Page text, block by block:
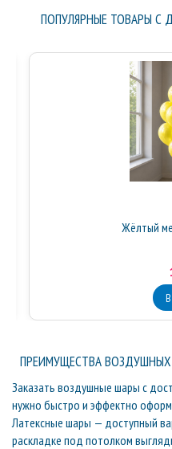
ПОПУЛЯРНЫЕ ТОВАРЫ С
Жёлтый
ПРЕИМУЩЕСТВА
Заказать воздушные шары с
нужно быстро и эффектно
Латексные шары — доступный
раскладке под потолком